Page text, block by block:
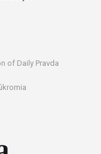
of Daily Pravda